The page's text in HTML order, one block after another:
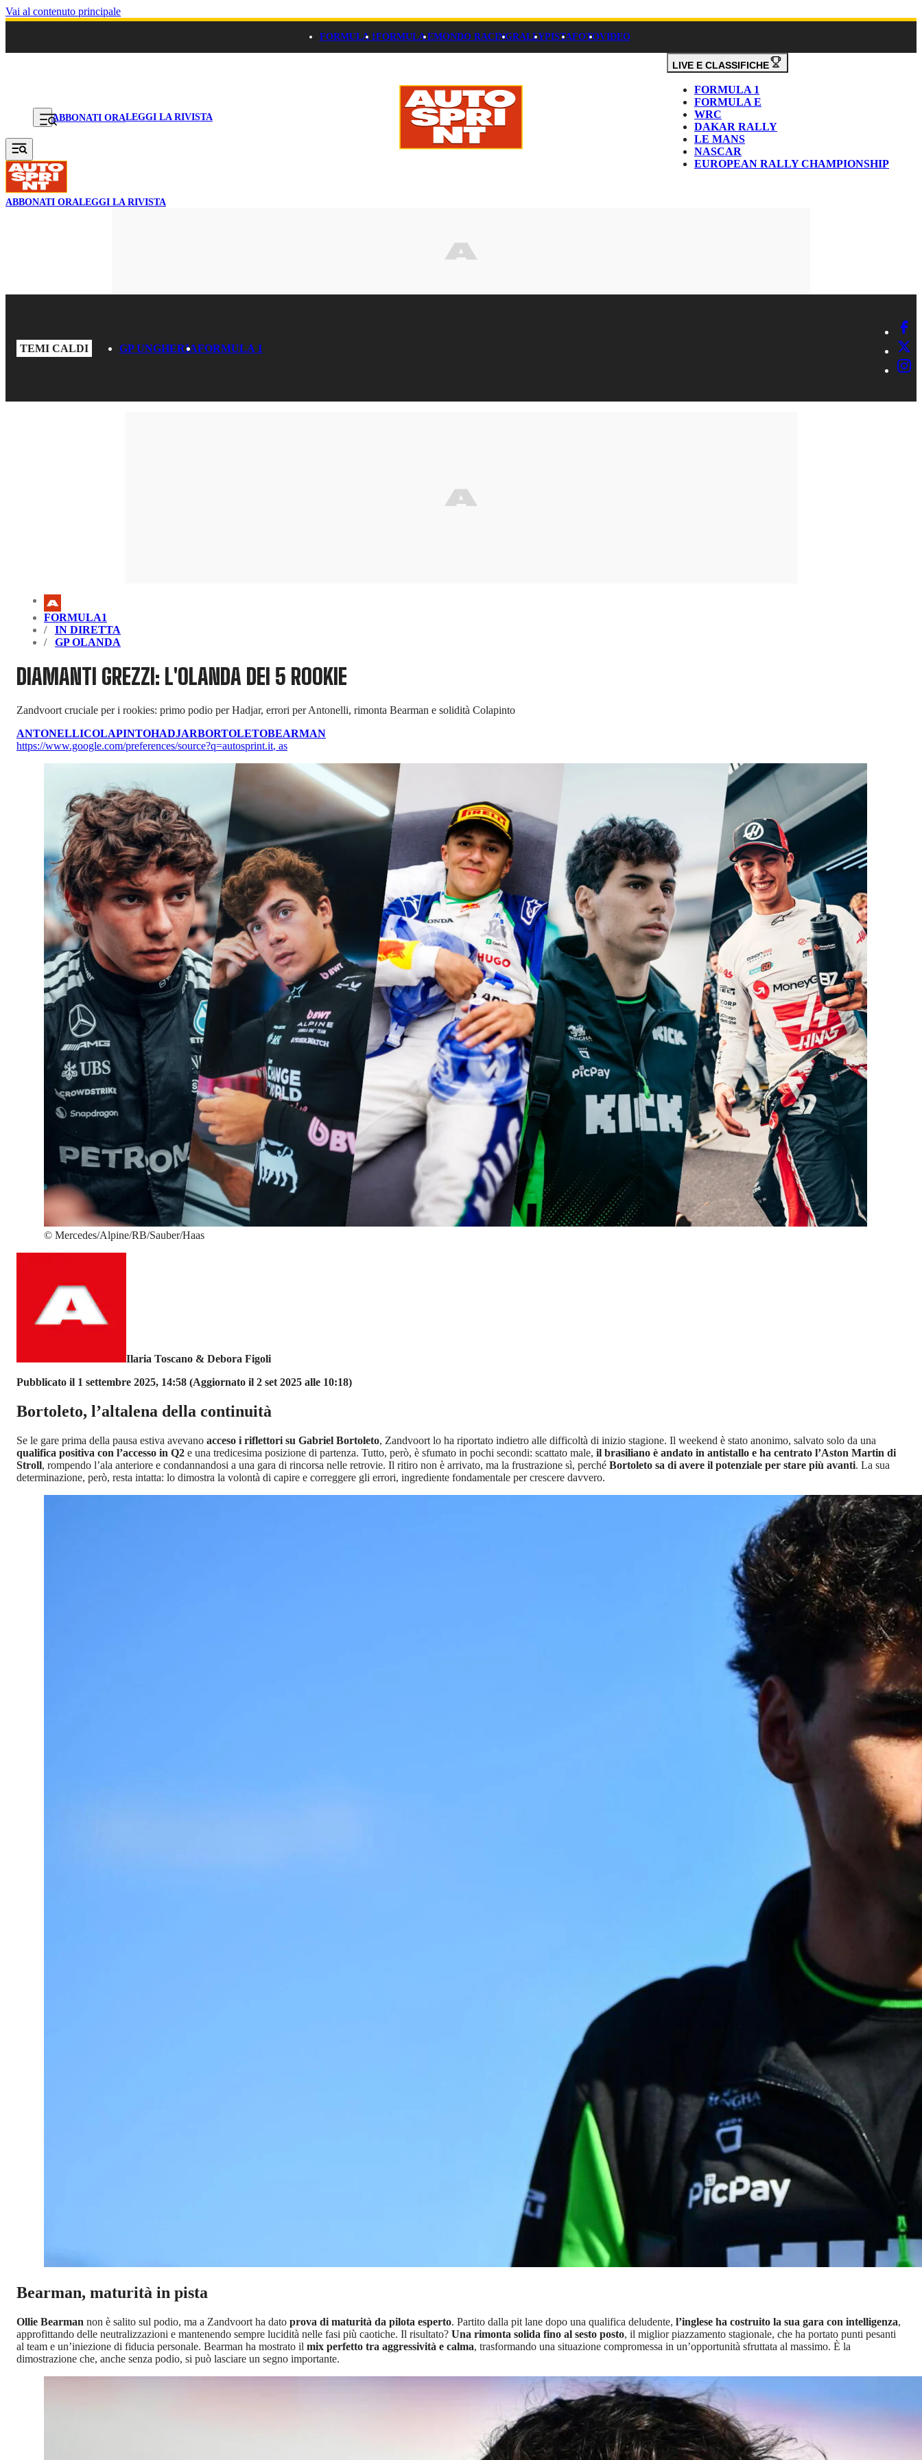
Vai al contenuto principale
FORMULA 1FORMULA EMONDO RACINGRALLYPISTAFOTOVIDEO
ABBONATI ORALEGGI LA RIVISTA
LIVE E CLASSIFICHE
FORMULA 1
FORMULA E
WRC
DAKAR RALLY
LE MANS
NASCAR
EUROPEAN RALLY CHAMPIONSHIP
ABBONATI ORALEGGI LA RIVISTA
TEMI CALDI GP UNGHERIAFORMULA 1
FORMULA1
IN DIRETTA
GP OLANDA
DIAMANTI GREZZI: L'OLANDA DEI 5 ROOKIE
Zandvoort cruciale per i rookies: primo podio per Hadjar, errori per Antonelli, rimonta Bearman e solidità Colapinto
ANTONELLICOLAPINTOHADJARBORTOLETOBEARMAN
https://www.google.com/preferences/source?q=autosprint.it, as
© Mercedes/Alpine/RB/Sauber/Haas
Ilaria Toscano & Debora Figoli
Pubblicato il 1 settembre 2025, 14:58 (Aggiornato il 2 set 2025 alle 10:18)
Bortoleto, l’altalena della continuità
Se le gare prima della pausa estiva avevano acceso i riflettori su Gabriel Bortoleto, Zandvoort lo ha riportato indietro alle difficoltà di inizio stagione. Il weekend è stato anonimo, salvato solo da una
qualifica positiva con l’accesso in Q2 e una tredicesima posizione di partenza. Tutto, però, è sfumato in pochi secondi: scattato male, il brasiliano è andato in antistallo e ha centrato l’Aston Martin di
Stroll, rompendo l’ala anteriore e condannandosi a una gara di rincorsa nelle retrovie. Il ritiro non è arrivato, ma la frustrazione sì, perché Bortoleto sa di avere il potenziale per stare più avanti. La sua
determinazione, però, resta intatta: lo dimostra la volontà di capire e correggere gli errori, ingrediente fondamentale per crescere davvero.
Bearman, maturità in pista
Ollie Bearman non è salito sul podio, ma a Zandvoort ha dato prova di maturità da pilota esperto. Partito dalla pit lane dopo una qualifica deludente, l’inglese ha costruito la sua gara con intelligenza,
approfittando delle neutralizzazioni e mantenendo sempre lucidità nelle fasi più caotiche. Il risultato? Una rimonta solida fino al sesto posto, il miglior piazzamento stagionale, che ha portato punti pesanti
al team e un’iniezione di fiducia personale. Bearman ha mostrato il mix perfetto tra aggressività e calma, trasformando una situazione compromessa in un’opportunità sfruttata al massimo. È la
dimostrazione che, anche senza podio, si può lasciare un segno importante.